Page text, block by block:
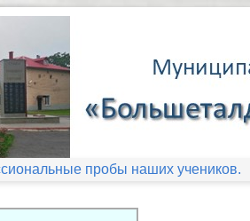
пробы наших учеников.